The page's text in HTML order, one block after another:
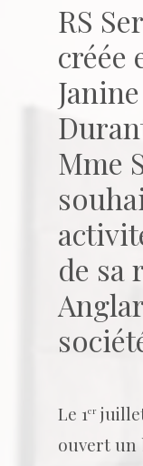
RS
créée
Mme
de sa
Le 1erjuillet
ouvert un